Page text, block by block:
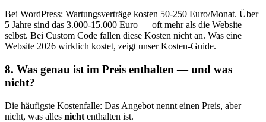
Bei WordPress: Wartungsverträge kosten 50-250 Euro/Monat. Über
5 Jahre sind das 3.000-15.000 Euro — oft mehr als die Website
selbst. Bei Custom Code fallen diese Kosten nicht an. Was eine
Website 2026 wirklich kostet, zeigt unser Kosten-Guide.
8. Was genau ist im Preis enthalten — und was
nicht?
Die häufigste Kostenfalle: Das Angebot nennt einen Preis, aber
nicht, was alles nicht enthalten ist.